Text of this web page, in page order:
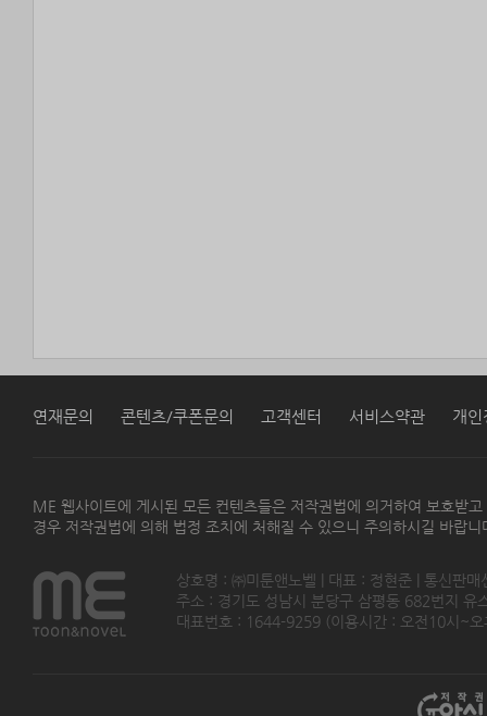
연재문의 콘텐츠/쿠폰문의 고객센터 서비스약관 개인
ME 웹사이트에 게시된 모든 컨텐츠들은 저작권법에 의거하여 보호받
경우 저작권법에 의해 법정 조치에 처해질 수 있으니 주의하시길 바랍니
상호명 : ㈜미툰앤노벨 | 대표 : 정현준 | 통신판
주소 : 경기도 성남시 분당구 삼평동 682번지
대표번호 : 1644-9259 (이용시간 : 오전10시~